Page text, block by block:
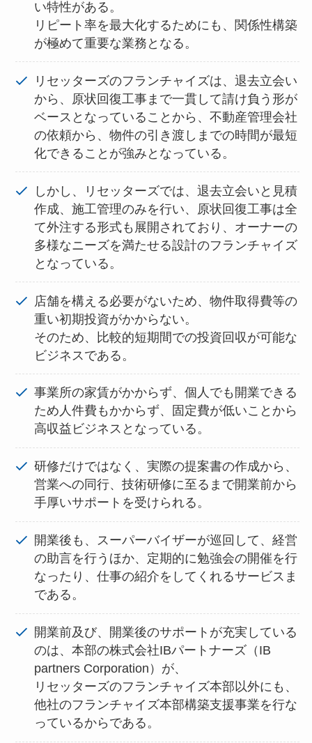
い特性がある。
リピート率を最大化するためにも、関係性構築
が極めて重要な業務となる。
リセッターズのフランチャイズは、退去立会い
から、原状回復工事まで一貫して請け負う形が
ベースとなっていることから、不動産管理会社
の依頼から、物件の引き渡しまでの時間が最短
化できることが強みとなっている。
しかし、リセッターズでは、退去立会いと見積
作成、施工管理のみを行い、原状回復工事は全
て外注する形式も展開されており、オーナーの
多様なニーズを満たせる設計のフランチャイズ
となっている。
店舗を構える必要がないため、物件取得費等の
重い初期投資がかからない。
そのため、比較的短期間での投資回収が可能な
ビジネスである。
事業所の家賃がかからず、個人でも開業できる
ため人件費もかからず、固定費が低いことから
高収益ビジネスとなっている。
研修だけではなく、実際の提案書の作成から、
営業への同行、技術研修に至るまで開業前から
手厚いサポートを受けられる。
開業後も、スーパーバイザーが巡回して、経営
の助言を行うほか、定期的に勉強会の開催を行
なったり、仕事の紹介をしてくれるサービスま
である。
開業前及び、開業後のサポートが充実している
のは、本部の株式会社IBパートナーズ（IB
partners Corporation）が、
リセッターズのフランチャイズ本部以外にも、
他社のフランチャイズ本部構築支援事業を行な
っているからである。